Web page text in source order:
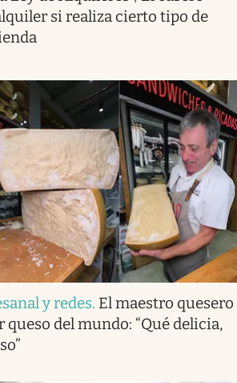
si realiza cierto tipo de
y redes. El maestro quesero
queso del mundo: “Qué delicia,